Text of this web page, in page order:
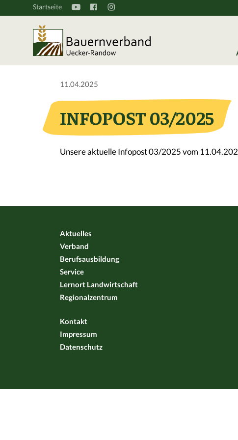
Startseite
11.04.2025
INFOPOST 03/2025
Unsere aktuelle Infopost 03/2025 vom
Aktuelles
Verband
Berufsausbildung
Service
Lernort Landwirtschaft
Regionalzentrum
Kontakt
Impressum
Datenschutz